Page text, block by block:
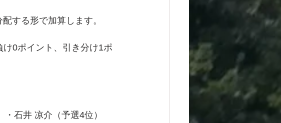
する形で加算します。
0ポイント、引き分け1ポ
石井 凉介（予選4位）